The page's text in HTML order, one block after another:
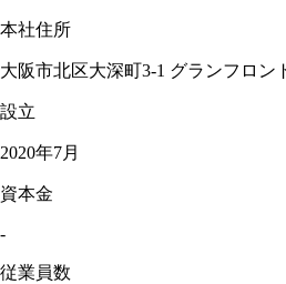
本社住所
大阪市北区大深町3-1 グランフロン
設立
2020年7月
資本金
-
従業員数